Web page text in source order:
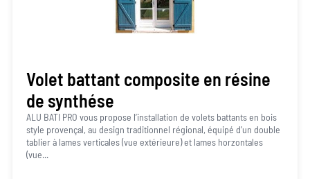
Volet battant composite en résine
de synthése
ALU BATI PRO vous propose l’installation de volets battants en bois
style provençal, au design traditionnel régional, équipé d’un double
tablier à lames verticales (vue extérieure) et lames horzontales
(vue...